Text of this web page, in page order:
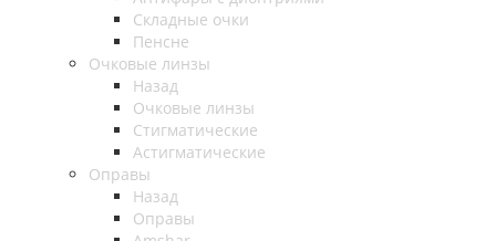
Складные очки
Пенсне
Очковые линзы
Назад
Очковые линзы
Стигматические
Астигматические
Оправы
Назад
Оправы